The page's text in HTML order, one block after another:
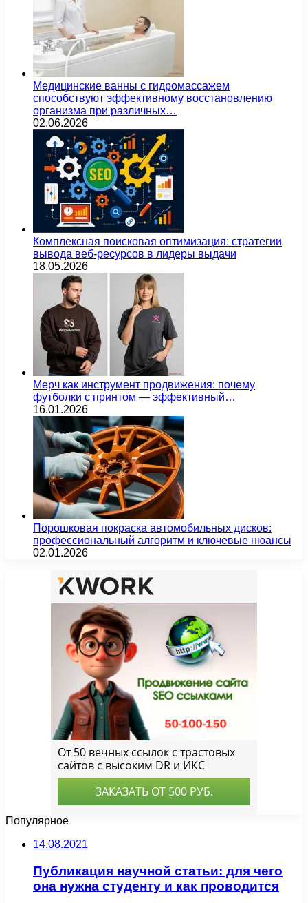
Медицинские ванны с гидромассажем
способствуют эффективному восстановлению
организма при различных…
02.06.2026
Комплексная поисковая оптимизация: стратегии
вывода веб-ресурсов в лидеры выдачи
18.05.2026
Мерч как инструмент продвижения: почему
футболки с принтом — эффективный…
16.01.2026
Порошковая покраска автомобильных дисков:
профессиональный алгоритм и ключевые нюансы
02.01.2026
Популярное
14.08.2021
Публикация научной статьи: для чего
она нужна студенту и как проводится